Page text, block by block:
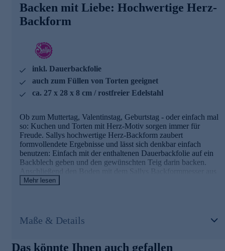
Form aus rostfreiem Edelstahl
zum Backen von Kuchen & Füllen von Torten
Durchmesser ca. 28 cm
spülmaschinengeeignet
für ein gleichmäßiges Aufgehen des Teiges
die Backform muss nicht gefettet werden
inkl. praktischer Dauerbackfolie
Für herzige Backergebnisse jeglicher Art. Jetzt gleich
Backen mit Liebe: Hochwertige Herz-
Backform
inkl. Dauerbackfolie
auch zum Füllen von Torten geeignet
ca. 27 x 28 x 8 cm / rostfreier Edelstahl
Ob zum Muttertag, Valentinstag, Geburtstag - oder einfach mal
so: Kuchen und Torten mit Herz-Motiv sorgen immer für
Freude. Sallys hochwertige Herz-Backform zaubert
formvollendete Ergebnisse und lässt sich denkbar einfach
benutzen: Einfach mit der enthaltenen Dauerbackfolie auf ein
Backblech geben und den gewünschten Teig darin backen.
Anschließend den Boden mit dem Sallys Backformmesser aus
der Form lösen, fertig ist der hübsche Herz-Kuchen. Darüber
Die Details im Überblick
zum Backen von Kuchen & Füllen von Torten
Mehr lesen
Maße & Details
Das könnte Ihnen auch gefallen